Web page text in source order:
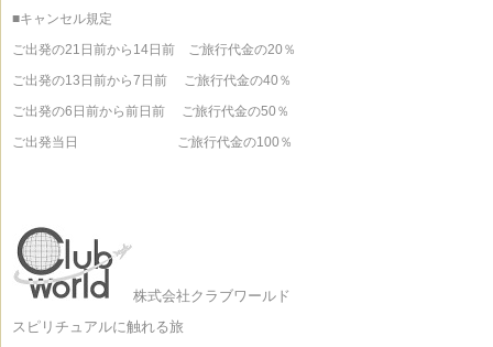
■キャンセル規定
ご出発の21日前から14日前 ご旅行代金の20％
ご出発の13日前から7日前 ご旅行代金の40％
ご出発の6日前から前日前 ご旅行代金の50％
ご出発当日 ご旅行代金の100％
株式会社クラブワールド
スピリチュアルに触れる旅